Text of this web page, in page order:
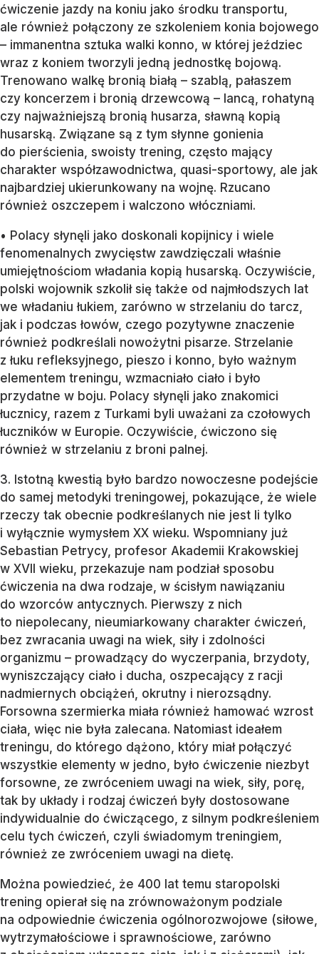
ćwiczenie jazdy na koniu jako środku transportu,
ale również połączony ze szkoleniem konia bojowego
– immanentna sztuka walki konno, w której jeździec
wraz z koniem tworzyli jedną jednostkę bojową.
Trenowano walkę bronią białą – szablą, pałaszem
czy koncerzem i bronią drzewcową – lancą, rohatyną
czy najważniejszą bronią husarza, sławną kopią
husarską. Związane są z tym słynne gonienia
do pierścienia, swoisty trening, często mający
charakter współzawodnictwa, quasi-sportowy, ale jak
najbardziej ukierunkowany na wojnę. Rzucano
również oszczepem i walczono włóczniami.
• Polacy słynęli jako doskonali kopijnicy i wiele
fenomenalnych zwycięstw zawdzięczali właśnie
umiejętnościom władania kopią husarską. Oczywiście,
polski wojownik szkolił się także od najmłodszych lat
we władaniu łukiem, zarówno w strzelaniu do tarcz,
jak i podczas łowów, czego pozytywne znaczenie
również podkreślali nowożytni pisarze. Strzelanie
z łuku refleksyjnego, pieszo i konno, było ważnym
elementem treningu, wzmacniało ciało i było
przydatne w boju. Polacy słynęli jako znakomici
łucznicy, razem z Turkami byli uważani za czołowych
łuczników w Europie. Oczywiście, ćwiczono się
również w strzelaniu z broni palnej.
3. Istotną kwestią było bardzo nowoczesne podejście
do samej metodyki treningowej, pokazujące, że wiele
rzeczy tak obecnie podkreślanych nie jest li tylko
i wyłącznie wymysłem XX wieku. Wspomniany już
Sebastian Petrycy, profesor Akademii Krakowskiej
w XVII wieku, przekazuje nam podział sposobu
ćwiczenia na dwa rodzaje, w ścisłym nawiązaniu
do wzorców antycznych. Pierwszy z nich
to niepolecany, nieumiarkowany charakter ćwiczeń,
bez zwracania uwagi na wiek, siły i zdolności
organizmu – prowadzący do wyczerpania, brzydoty,
wyniszczający ciało i ducha, oszpecający z racji
nadmiernych obciążeń, okrutny i nierozsądny.
Forsowna szermierka miała również hamować wzrost
ciała, więc nie była zalecana. Natomiast ideałem
treningu, do którego dążono, który miał połączyć
wszystkie elementy w jedno, było ćwiczenie niezbyt
forsowne, ze zwróceniem uwagi na wiek, siły, porę,
tak by układy i rodzaj ćwiczeń były dostosowane
indywidualnie do ćwiczącego, z silnym podkreśleniem
celu tych ćwiczeń, czyli świadomym treningiem,
również ze zwróceniem uwagi na dietę.
Można powiedzieć, że 400 lat temu staropolski
trening opierał się na zrównoważonym podziale
na odpowiednie ćwiczenia ogólnorozwojowe (siłowe,
wytrzymałościowe i sprawnościowe, zarówno